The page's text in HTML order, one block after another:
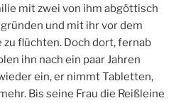
mit zwei von ihm abgöttisch
und mit ihr vor dem
zu flüchten. Doch dort, fernab
ihn nach ein paar Jahren
ein, er nimmt Tabletten,
Bis seine Frau die Reißleine